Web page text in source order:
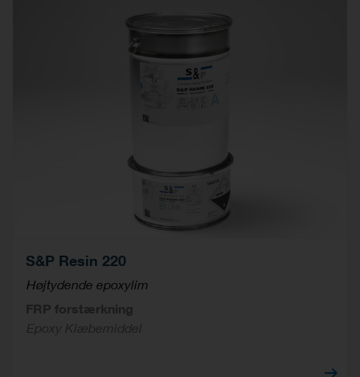
S&P Resin 220
Højtydende epoxylim
FRP forstærkning
Epoxy Klæbemiddel